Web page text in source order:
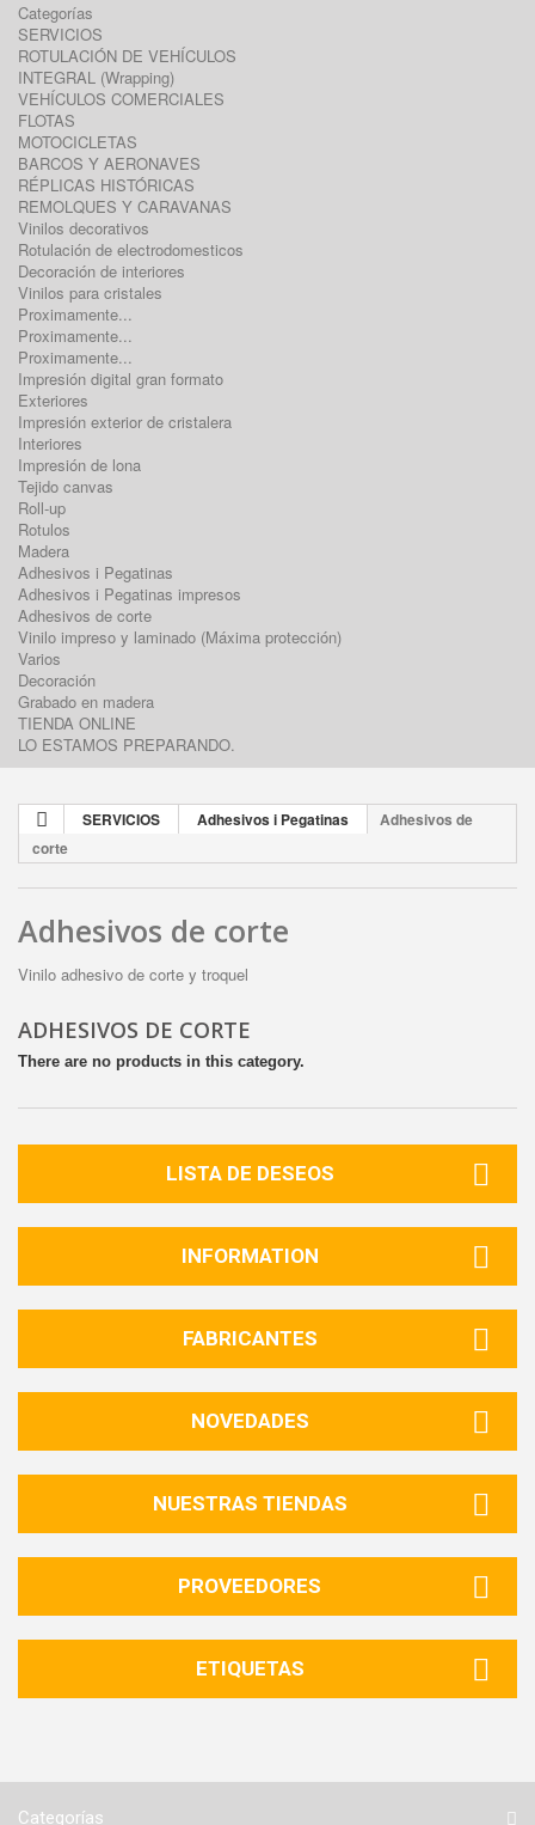
Categorías
SERVICIOS
ROTULACIÓN DE VEHÍCULOS
INTEGRAL (Wrapping)
VEHÍCULOS COMERCIALES
FLOTAS
MOTOCICLETAS
BARCOS Y AERONAVES
RÉPLICAS HISTÓRICAS
REMOLQUES Y CARAVANAS
Vinilos decorativos
Rotulación de electrodomesticos
Decoración de interiores
Vinilos para cristales
Proximamente...
Proximamente...
Proximamente...
Impresión digital gran formato
Exteriores
Impresión exterior de cristalera
Interiores
Impresión de lona
Tejido canvas
Roll-up
Rotulos
Madera
Adhesivos i Pegatinas
Adhesivos i Pegatinas impresos
Adhesivos de corte
Vinilo impreso y laminado (Máxima protección)
Varios
Decoración
Grabado en madera
TIENDA ONLINE
LO ESTAMOS PREPARANDO.
SERVICIOS Adhesivos i Pegatinas
Adhesivos de
corte
Adhesivos de corte
Vinilo adhesivo de corte y troquel
ADHESIVOS DE CORTE
There are no products in this category.
LISTA DE DESEOS
INFORMATION
FABRICANTES
NOVEDADES
NUESTRAS TIENDAS
PROVEEDORES
ETIQUETAS
Categorías